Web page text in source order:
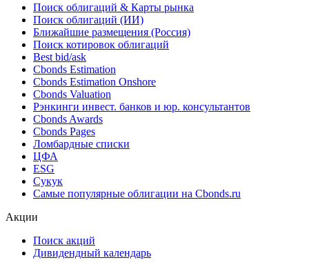
Поиск облигаций & Карты рынка
Поиск облигаций (ИИ)
Ближайшие размещения (Россия)
Поиск котировок облигаций
Best bid/ask
Cbonds Estimation
Cbonds Estimation Onshore
Cbonds Valuation
Рэнкинги инвест. банков и юр. консультантов
Cbonds Awards
Cbonds Pages
Ломбардные списки
ЦФА
ESG
Сукук
Самые популярные облигации на Cbonds.ru
Акции
Поиск акций
Дивидендный календарь